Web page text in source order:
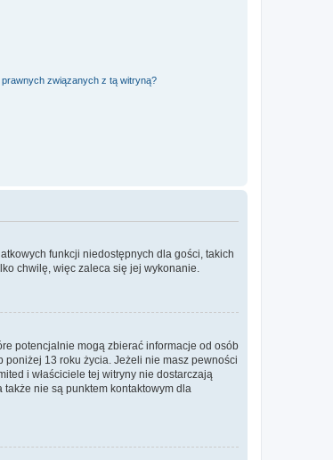
związanych z tą witryną?
funkcji niedostępnych dla gości, takich
chwilę, więc zaleca się jej wykonanie.
potencjalnie mogą zbierać informacje od osób
13 roku życia. Jeżeli nie masz pewności
i właściciele tej witryny nie dostarczają
nie są punktem kontaktowym dla